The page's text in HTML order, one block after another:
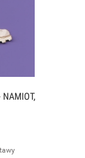
NAMIOT,